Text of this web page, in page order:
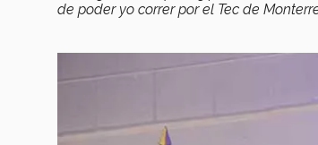
de poder yo correr por el Tec de